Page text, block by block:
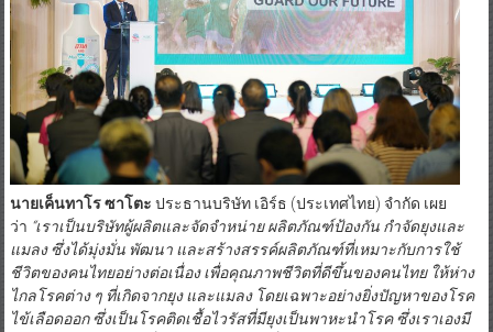
นายเค็นทาโร ซาโตะ ประธานบริษัท เอิร์ธ (ประเทศไทย) จำกัด เผย
ว่า “เราเป็นบริษัทผู้ผลิตและจัดจำหน่าย ผลิตภัณฑ์ป้องกัน กำจัดยุงและ
แมลง ซึ่งได้มุ่งมั่น พัฒนา และสร้างสรรค์ผลิตภัณฑ์ที่เหมาะกับการใช้
ชีวิตของคนไทยอย่างต่อเนื่อง เพื่อคุณภาพชีวิตที่ดีขึ้นของคนไทย ให้ห่าง
ไกลโรคต่าง ๆ ที่เกิดจากยุง และแมลง โดยเฉพาะอย่างยิ่งปัญหาของโรค
ไข้เลือดออก ซึ่งเป็นโรคติดเชื้อไวรัสที่มียุงเป็นพาหะนำโรค ซึ่งเราเองมี